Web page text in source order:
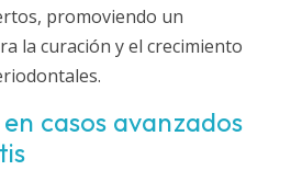
promoviendo un
la curación y el crecimiento
casos avanzados